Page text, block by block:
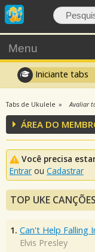
Menu
Iniciante tabs
Tabs de Ukulele Avaliar
ÁREA DO
Você precisa
Entrar ou Cadastrar
TOP UKE
1. Can't Help Falling
Elvis Presley